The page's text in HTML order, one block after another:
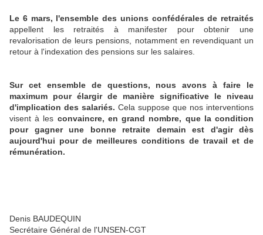
Le 6 mars, l'ensemble des unions confédérales de retraités
appellent les retraités à manifester pour obtenir une
revalorisation de leurs pensions, notamment en revendiquant un
retour à l'indexation des pensions sur les salaires.
Sur cet ensemble de questions, nous avons à faire le
maximum pour élargir de manière significative le niveau
d'implication des salariés. Cela suppose que nos interventions
visent à les convaincre, en grand nombre, que la condition
pour gagner une bonne retraite demain est d'agir dès
aujourd'hui pour de meilleures conditions de travail et de
rémunération.
Denis BAUDEQUIN
Secrétaire Général de l'UNSEN-CGT